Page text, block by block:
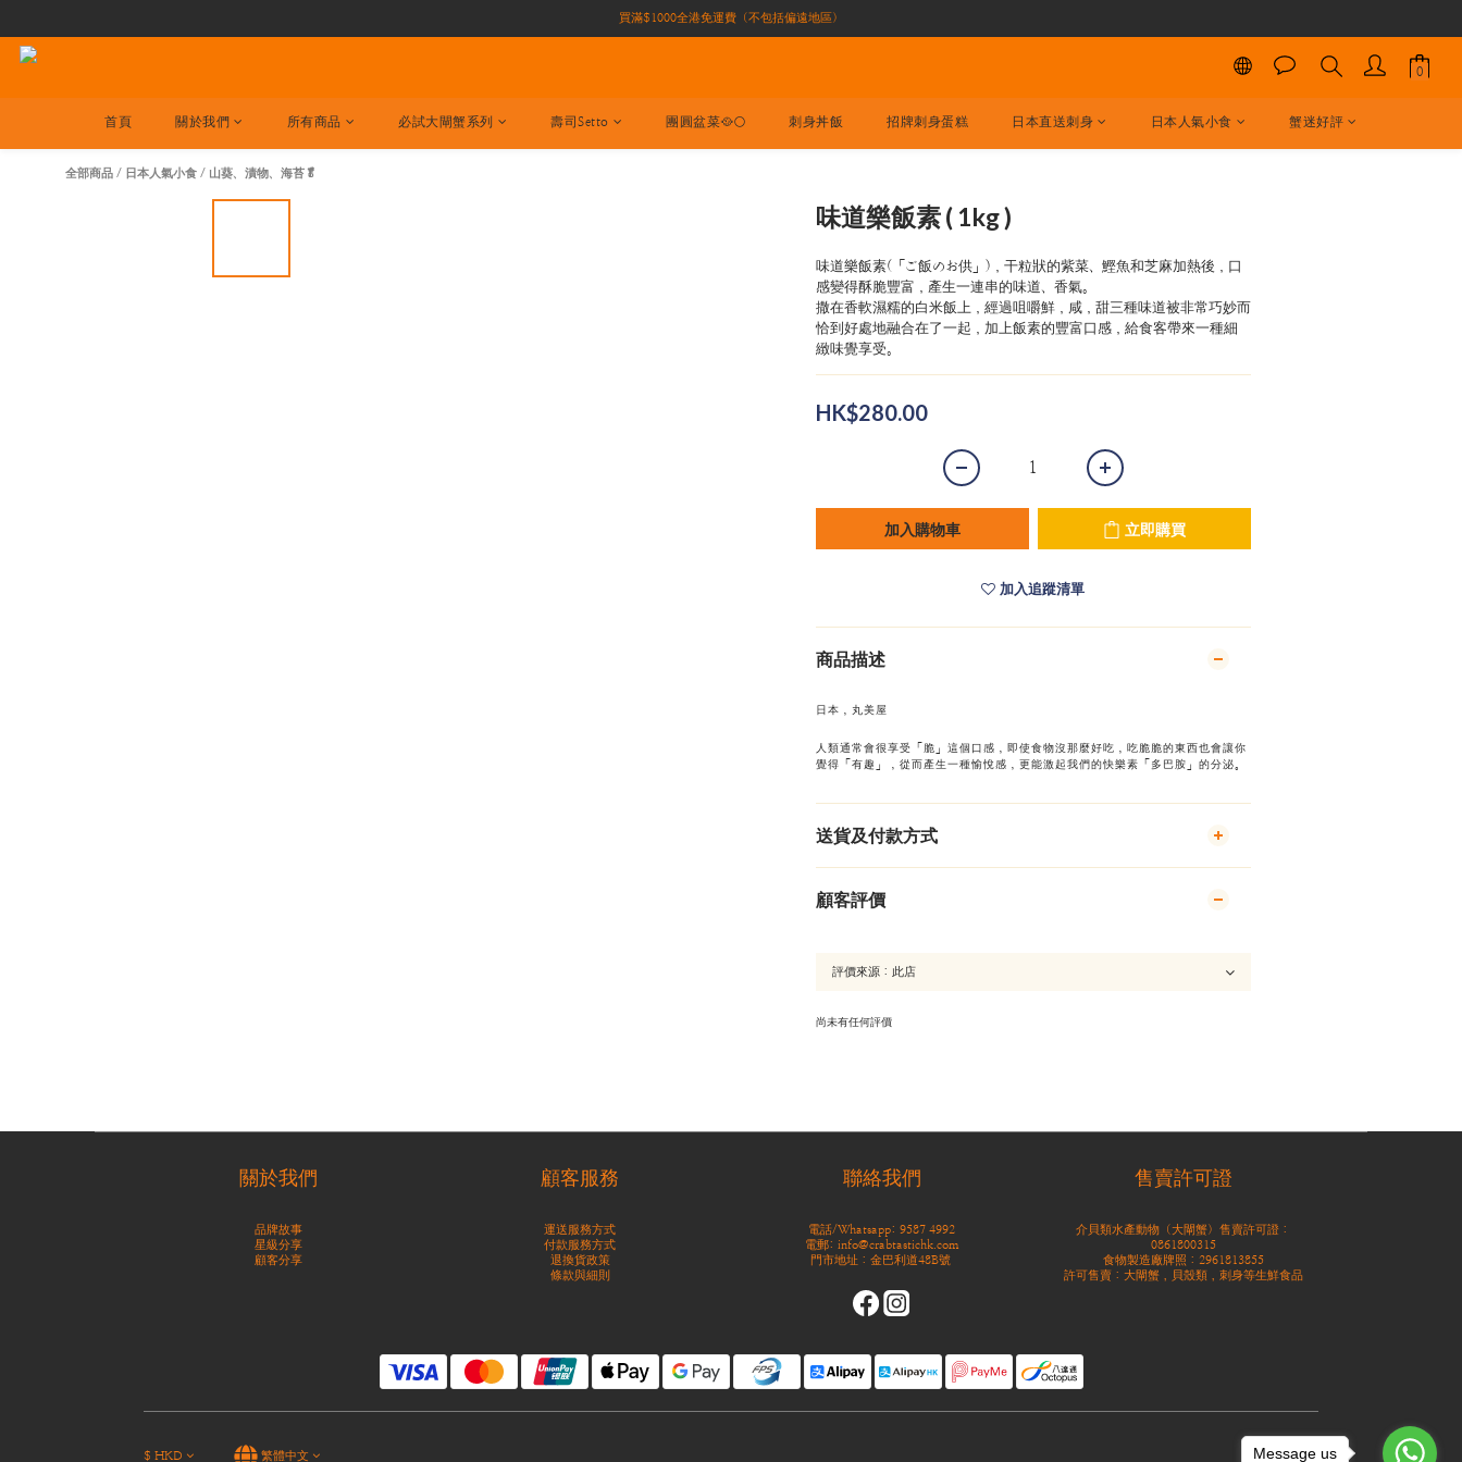
買滿$1000全港免運費（不包括偏遠地區）
買滿$1000全港免運費（不包括偏遠地區）
買滿$1000全港免運費（不包括偏遠地區）
首頁 關於我們 所有商品 必試大閘蟹系列 壽司Setto 團圓盆菜🥘🌕 刺身丼飯 招牌刺身蛋糕 日本直送刺身 日本人氣小食 蟹迷好評
全部商品 / 日本人氣小食 / 山葵、漬物、海苔🥬
味道樂飯素 ( 1kg )
味道樂飯素(「ご飯のお供」)，干粒狀的紫菜、鰹魚和芝麻加熱後，口
感變得酥脆豐富，產生一連串的味道、香氣。
撒在香軟濕糯的白米飯上，經過咀嚼鮮，咸，甜三種味道被非常巧妙而
恰到好處地融合在了一起，加上飯素的豐富口感，給食客帶來一種細
緻味覺享受。
HK$280.00
加入購物車 立即購買
加入追蹤清單
商品描述
日本，丸美屋
人類通常會很享受「脆」這個口感，即使食物沒那麼好吃，吃脆脆的東西也會讓你
覺得「有趣」，從而產生一種愉悅感，更能激起我們的快樂素「多巴胺」的分泌。
送貨及付款方式
顧客評價
尚未有任何評價
關於我們
品牌故事
星級分享
顧客分享
顧客服務
運送服務方式
付款服務方式
退換貨政策
條款與細則
聯絡我們
電話/Whatsapp: 9587 4992
電郵: info@crabtastichk.com
門市地址：金巴利道48B號
售賣許可證
介貝類水產動物（大閘蟹）售賣許可證：
0861800315
食物製造廠牌照：2961813855
許可售賣：大閘蟹，貝殼類，刺身等生鮮食品
$ HKD 繁體中文 Message us